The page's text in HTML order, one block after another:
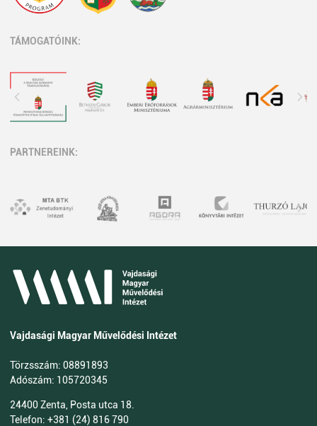
TÁMOGATÓINK:
PARTNEREINK:
Vajdasági Magyar Művelődési Intézet
Törzsszám: 08891893
Adószám: 105720345
24400 Zenta, Posta utca 18.
Telefon: +381 (24) 816 790